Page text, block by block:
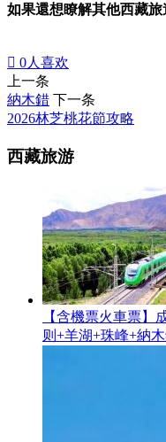
如果還想瞭解其他西藏
 0人喜欢
上一条
納木錯 下一条
2026林芝桃花節攻略
西藏旅游
【含機票火車票】
则+羊湖+珠峰+納